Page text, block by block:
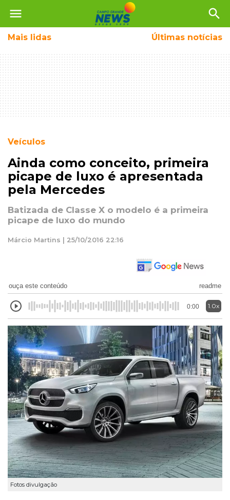
menu search
Mais lidas Últimas notícias
Veículos
Ainda como conceito, primeira
picape de luxo é apresentada
pela Mercedes
Batizada de Classe X o modelo é a primeira
picape de luxo do mundo
Márcio Martins | 25/10/2016 22:16
ouça este conteúdo readme
0:00 1.0x
Fotos divulgação